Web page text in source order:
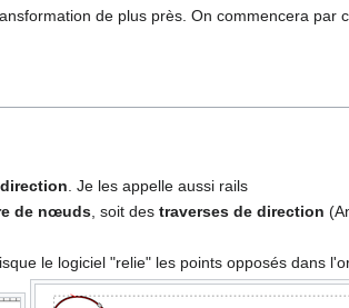
de plus près. On commencera
. Je les appelle aussi rails
de nœuds, soit destraverses de direction
le logiciel "relie" les points opposés dans